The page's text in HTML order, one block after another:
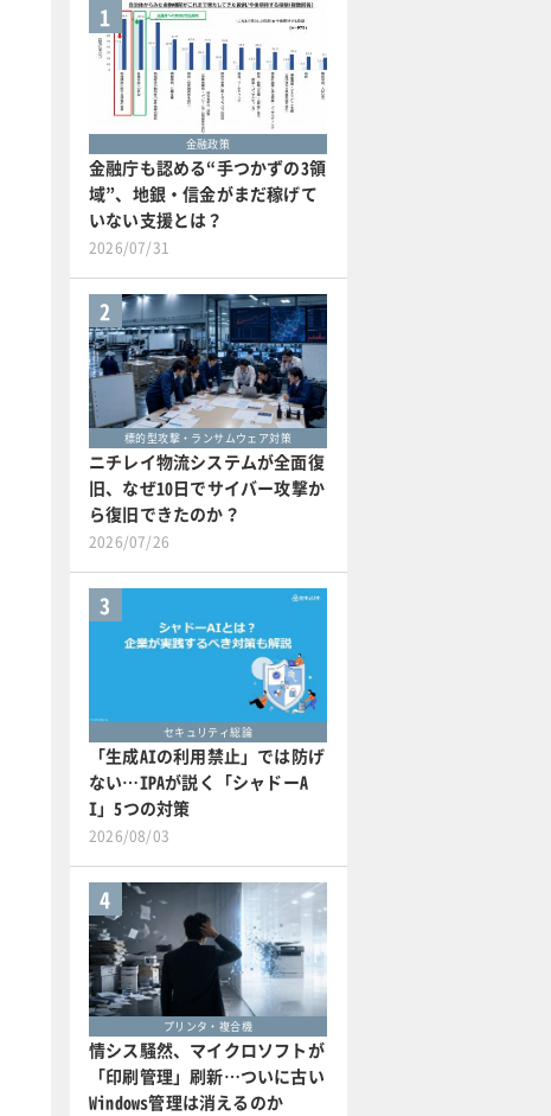
1
金融政策
金融庁も認める“手つかずの3領
域”、地銀・信金がまだ稼げて
いない支援とは？
2026/07/31
2
標的型攻撃・ランサムウェア対策
ニチレイ物流システムが全面復
旧、なぜ10日でサイバー攻撃か
ら復旧できたのか？
2026/07/26
3
セキュリティ総論
「生成AIの利用禁止」では防げ
ない…IPAが説く「シャドーA
I」5つの対策
2026/08/03
4
プリンタ・複合機
情シス騒然、マイクロソフトが
「印刷管理」刷新…ついに古い
Windows管理は消えるのか